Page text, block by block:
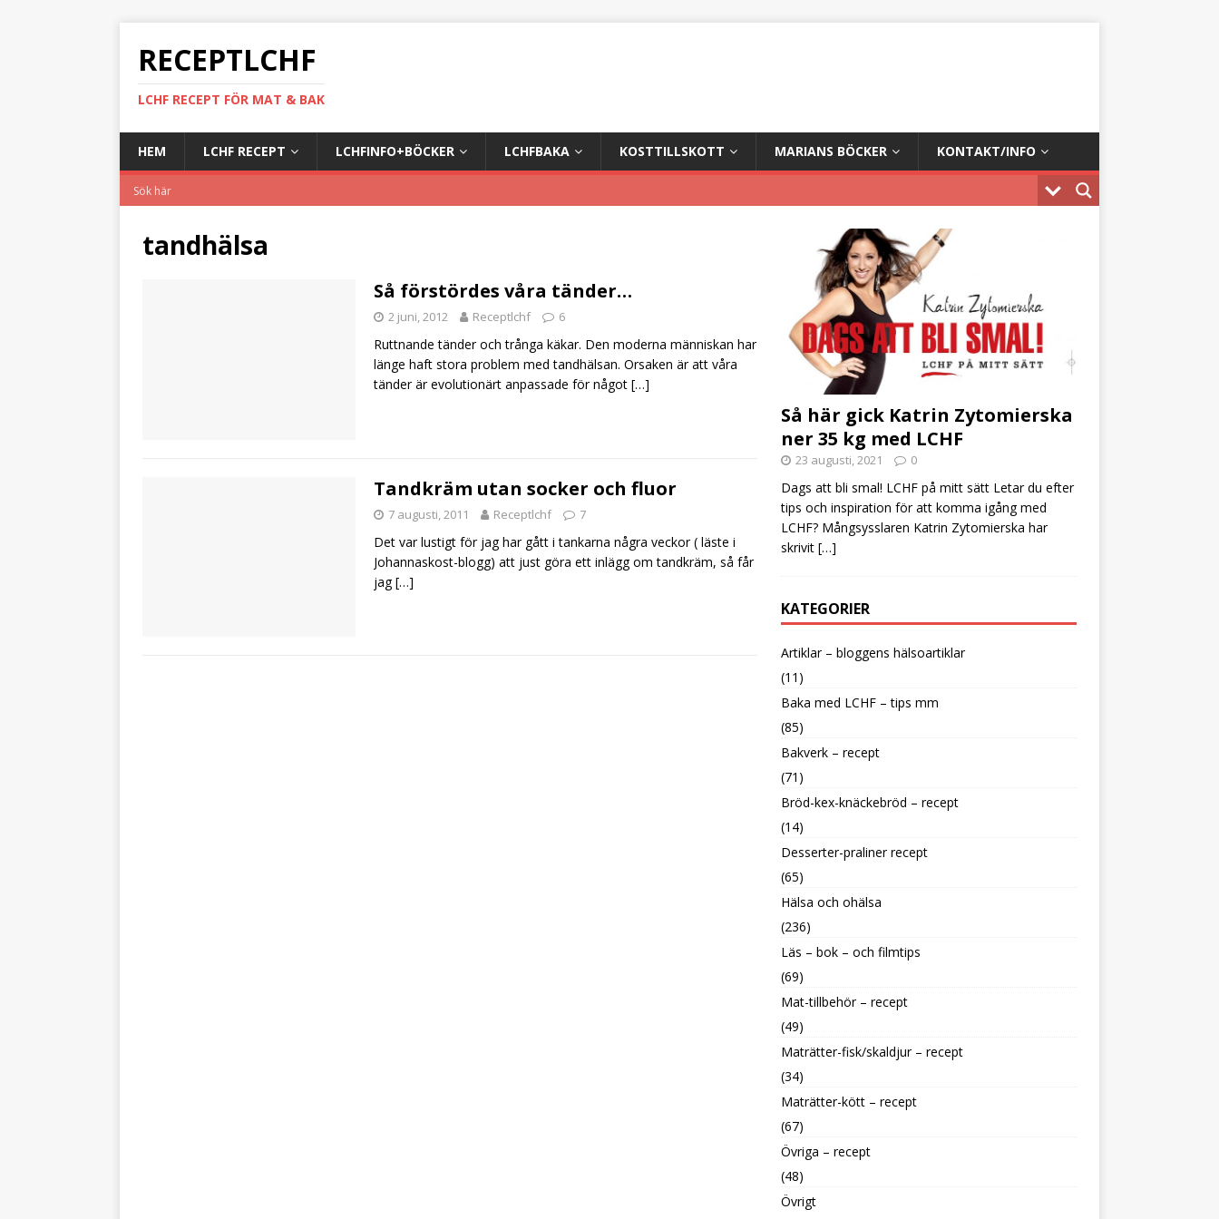
RECEPTLCHF
LCHF RECEPT FÖR MAT & BAK
HEM LCHF RECEPT LCHFINFO+BÖCKER LCHFBAKA KOSTTILLSKOTT MARIANS BÖCKER KONTAKT/INFO
tandhälsa
Så förstördes våra tänder…
2 juni, 2012 Receptlchf 6
Ruttnande tänder och trånga käkar. Den moderna människan har
länge haft stora problem med tandhälsan. Orsaken är att våra
tänder är evolutionärt anpassade för något […]
Tandkräm utan socker och fluor
7 augusti, 2011 Receptlchf 7
Det var lustigt för jag har gått i tankarna några veckor ( läste i
Johannaskost-blogg) att just göra ett inlägg om tandkräm, så får
jag[…]
Så här gick Katrin Zytomierska
ner 35 kg med LCHF
23 augusti, 2021 0
Dags att bli smal! LCHF på mitt sätt Letar du efter
tips och inspiration för att komma igång med
LCHF? Mångsysslaren Katrin Zytomierska har
skrivit […]
KATEGORIER
Artiklar – bloggens hälsoartiklar
(11)
Baka med LCHF – tips mm
(85)
Bakverk – recept
(71)
Bröd-kex-knäckebröd – recept
(14)
Desserter-praliner recept
(65)
Hälsa och ohälsa
(236)
Läs – bok – och filmtips
(69)
Mat-tillbehör – recept
(49)
Maträtter-fisk/skaldjur – recept
(34)
Maträtter-kött – recept
(67)
Övriga – recept
(48)
Övrigt